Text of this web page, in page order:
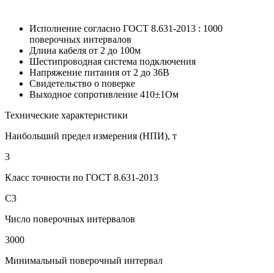
Исполнение согласно ГОСТ 8.631-2013 : 1000
поверочных интервалов
Длина кабеля от 2 до 100м
Шестипроводная система подключения
Напряжение питания от 2 до 36В
Свидетельство о поверке
Выходное сопротивление 410±1Ом
Технические характеристики
Наибольший предел измерения (НПИ), т
3
Класс точности по ГОСТ 8.631-2013
C3
Число поверочных интервалов
3000
Минимальный поверочный интервал